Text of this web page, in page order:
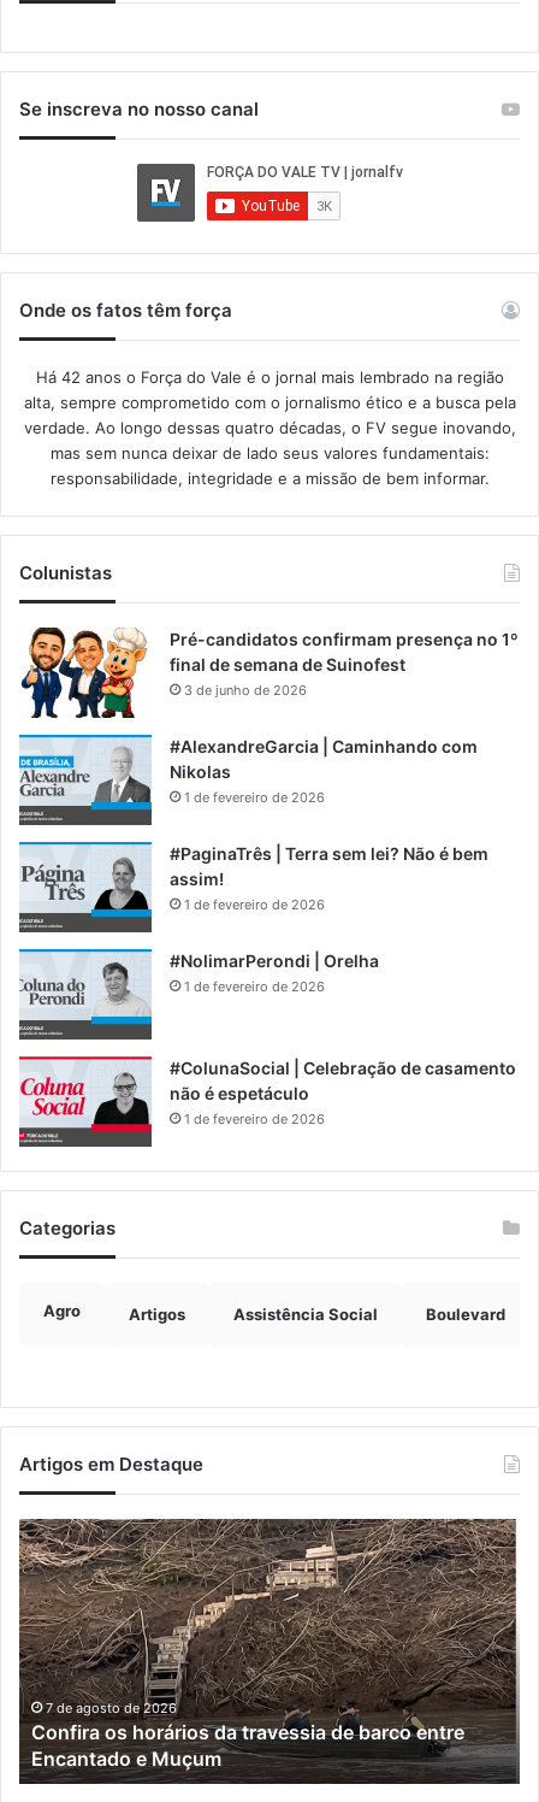
Se inscreva no nosso canal
Onde os fatos têm força
Há 42 anos o Força do Vale é o jornal mais lembrado na região
alta, sempre comprometido com o jornalismo ético e a busca pela
verdade. Ao longo dessas quatro décadas, o FV segue inovando,
mas sem nunca deixar de lado seus valores fundamentais:
responsabilidade, integridade e a missão de bem informar.​
Colunistas
Pré-candidatos confirmam presença no 1º
final de semana de Suinofest
3 de junho de 2026
#AlexandreGarcia | Caminhando com
Nikolas
1 de fevereiro de 2026
#PaginaTrês | Terra sem lei? Não é bem
assim!
1 de fevereiro de 2026
#NolimarPerondi | Orelha
1 de fevereiro de 2026
#ColunaSocial | Celebração de casamento
não é espetáculo
1 de fevereiro de 2026
Categorias
Agro Artigos Assistência Social Boulevard
Artigos em Destaque
Turisvales
2026
recebe
1200
profissionais
do
trade
turístico
7 de agosto de 2026
Turisvales 2026 recebe 1200 profissionais do trade
turístico